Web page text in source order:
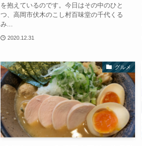
を抱えているのです。今日はその中のひと
つ、高岡市伏木のこし村百味堂の千代くる
み...
2020.12.31
グルメ